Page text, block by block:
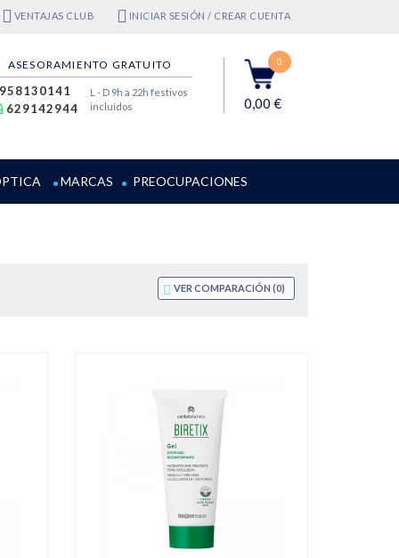
VENTAJAS CLUB INICIAR SESIÓN / CREAR CUENTA
ASESORAMIENTO GRATUITO
629142944
L - D 9h a 22h festivos
incluídos
0
0,00 €
MARCAS PREOCUPACIONES
VER COMPARACIÓN (0)